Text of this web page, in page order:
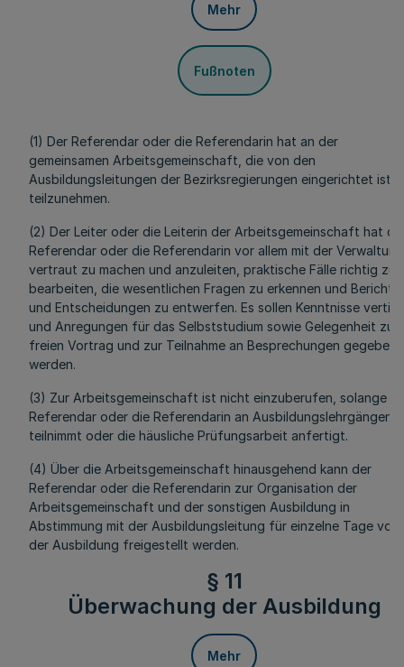
Mehr
Fußnoten
(1) Der Referendar oder die Referendarin hat an der
gemeinsamen Arbeitsgemeinschaft, die von den
Ausbildungsleitungen der Bezirksregierungen eingerichtet ist,
teilzunehmen.
(2) Der Leiter oder die Leiterin der Arbeitsgemeinschaft hat
Referendar oder die Referendarin vor allem mit der Verwaltung
vertraut zu machen und anzuleiten, praktische Fälle richtig zu
bearbeiten, die wesentlichen Fragen zu erkennen und Berichte
und Entscheidungen zu entwerfen. Es sollen Kenntnisse
und Anregungen für das Selbststudium sowie Gelegenheit zum
freien Vortrag und zur Teilnahme an Besprechungen gegeben
werden.
(3) Zur Arbeitsgemeinschaft ist nicht einzuberufen, solange
Referendar oder die Referendarin an Ausbildungslehrgängen
teilnimmt oder die häusliche Prüfungsarbeit anfertigt.
(4) Über die Arbeitsgemeinschaft hinausgehend kann der
Referendar oder die Referendarin zur Organisation der
Arbeitsgemeinschaft und der sonstigen Ausbildung in
Abstimmung mit der Ausbildungsleitung für einzelne Tage von
der Ausbildung freigestellt werden.
§ 11
Überwachung der Ausbildung
Mehr